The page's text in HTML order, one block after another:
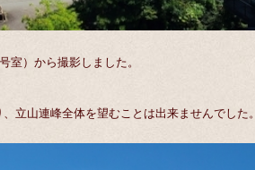
）から撮影しました。
立山連峰全体を望むことは出来ませんでした。